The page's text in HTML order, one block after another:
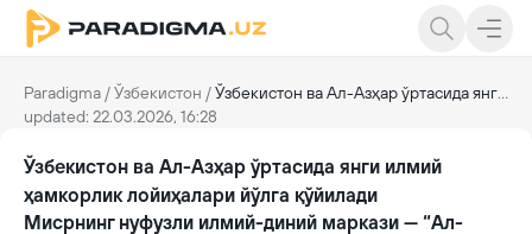
Paradigma /Ўзбекистон /Ўзбекистон ва Ал-Азҳар ўртасида янги илмий ҳамкорлик лойиҳалари йўлга қўйилади
updated: 22.03.2026, 16:28
Ўзбекистон ва Ал-Азҳар ўртасида янги илмий
ҳамкорлик лойиҳалари йўлга қўйилади
Мисрнинг нуфузли илмий-диний маркази — “Ал-